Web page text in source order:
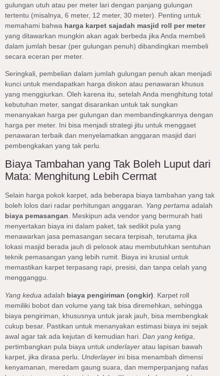
gulungan utuh atau per meter lari dengan panjang gulungan
tertentu (misalnya, 6 meter, 12 meter, 30 meter). Penting untuk
memahami bahwa harga karpet sajadah masjid roll per meter
yang ditawarkan mungkin akan agak berbeda jika Anda membeli
dalam jumlah besar (per gulungan penuh) dibandingkan membeli
secara eceran per meter.
Seringkali, pembelian dalam jumlah gulungan penuh akan menjadi
kunci untuk mendapatkan harga diskon atau penawaran khusus
yang menggiurkan. Oleh karena itu, setelah Anda menghitung total
kebutuhan meter, sangat disarankan untuk tak sungkan
menanyakan harga per gulungan dan membandingkannya dengan
harga per meter. Ini bisa menjadi strategi jitu untuk menggaet
penawaran terbaik dan menyelamatkan anggaran masjid dari
pembengkakan yang tak perlu.
Biaya Tambahan yang Tak Boleh Luput dari
Mata: Menghitung Lebih Cermat
Selain harga pokok karpet, ada beberapa biaya tambahan yang tak
boleh lolos dari radar perhitungan anggaran. Yang pertama adalah
biaya pemasangan. Meskipun ada vendor yang bermurah hati
menyertakan biaya ini dalam paket, tak sedikit pula yang
menawarkan jasa pemasangan secara terpisah, terutama jika
lokasi masjid berada jauh di pelosok atau membutuhkan sentuhan
teknik pemasangan yang lebih rumit. Biaya ini krusial untuk
memastikan karpet terpasang rapi, presisi, dan tanpa celah yang
mengganggu.
Yang kedua adalah biaya pengiriman (ongkir) . Karpet roll
memiliki bobot dan volume yang tak bisa diremehkan, sehingga
biaya pengiriman, khususnya untuk jarak jauh, bisa membengkak
cukup besar. Pastikan untuk menanyakan estimasi biaya ini sejak
awal agar tak ada kejutan di kemudian hari. Dan yang ketiga
pertimbangkan pula biaya untuk underlayer atau lapisan bawah
karpet, jika dirasa perlu. Underlayer ini bisa menambah dimensi
kenyamanan, meredam gaung suara, dan memperpanjang nafas